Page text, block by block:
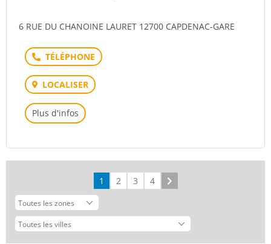
6 RUE DU CHANOINE LAURET 12700 CAPDENAC-GARE
Téléphone
LOCALISER
Plus d'infos
1 2 3 4